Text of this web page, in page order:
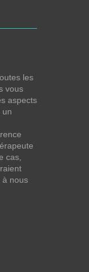
les
vous
aspects
un
cas,
à nous